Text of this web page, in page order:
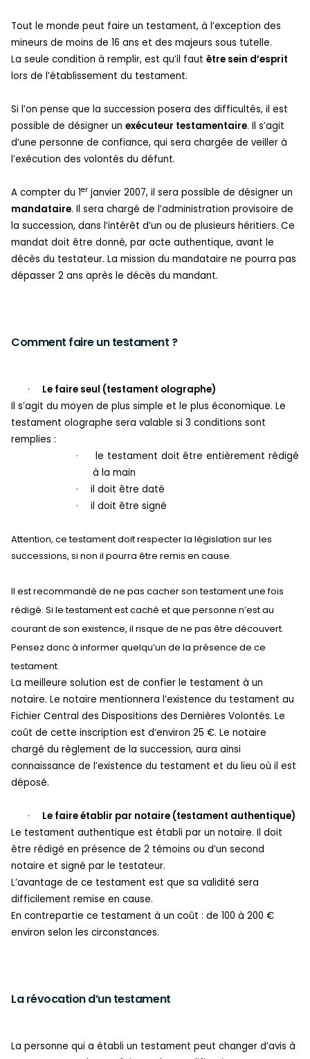
Tout le monde peut faire un testament, à l’exception des
mineurs de moins de 16 ans et des majeurs sous tutelle.
La seule condition à remplir, est qu’il faut être sein d’esprit
lors de l’établissement du testament.
Si l’on pense que la succession posera des difficultés, il est
possible de désigner un exécuteur testamentaire. Il s’agit
d’une personne de confiance, qui sera chargée de veiller à
l’exécution des volontés du défunt.
A compter du 1er janvier 2007, il sera possible de désigner un
mandataire. Il sera chargé de l’administration provisoire de
la succession, dans l’intérêt d’un ou de plusieurs héritiers. Ce
mandat doit être donné, par acte authentique, avant le
décès du testateur. La mission du mandataire ne pourra pas
dépasser 2 ans après le décès du mandant.
Comment faire un testament ?
·
Le faire seul (testament olographe)
Il s’agit du moyen de plus simple et le plus économique. Le
testament olographe sera valable si 3 conditions sont
remplies :
·
le testament doit être entièrement rédigé
à la main
·
il doit être daté
·
il doit être signé
Attention, ce testament doit respecter la législation sur les
successions, si non il pourra être remis en cause.
Il est recommandé de ne pas cacher son testament une fois
rédigé. Si le testament est caché et que personne n’est au
courant de son existence, il risque de ne pas être découvert.
Pensez donc à informer quelqu’un de la présence de ce
testament.
La meilleure solution est de confier le testament à un
notaire. Le notaire mentionnera l’existence du testament au
Fichier Central des Dispositions des Dernières Volontés. Le
coût de cette inscription est d’environ 25 €. Le notaire
chargé du règlement de la succession, aura ainsi
connaissance de l’existence du testament et du lieu où il est
déposé.
·
Le faire établir par notaire (testament authentique)
Le testament authentique est établi par un notaire. Il doit
être rédigé en présence de 2 témoins ou d’un second
notaire et signé par le testateur.
L’avantage de ce testament est que sa validité sera
difficilement remise en cause.
En contrepartie ce testament à un coût : de 100 à 200 €
environ selon les circonstances.
La révocation d’un testament
La personne qui a établi un testament peut changer d’avis à